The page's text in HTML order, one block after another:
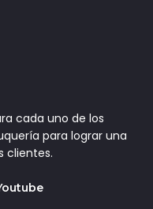
cada uno de los
para lograr una
clientes.